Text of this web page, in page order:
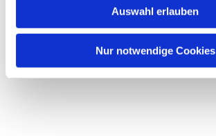
Auswahl erlauben
Nur notwendige Cookies